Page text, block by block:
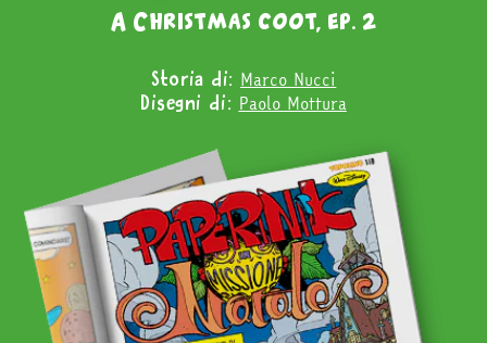
A Christmas coot, ep. 2
Storia di: Marco Nucci
Disegni di: Paolo Mottura